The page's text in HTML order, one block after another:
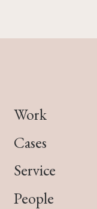
Work
Cases
Service
People